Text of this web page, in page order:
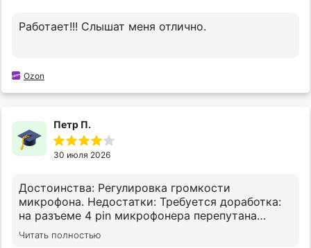
Работает!!! Слышат меня отлично.
Ozon
Петр П.
30 июля 2026
Достоинства: Регулировка громкости
микрофона. Недостатки: Требуется доработка:
на разъеме 4 pin микрофонера перепутана
полярность. Для того, чтобы микрофон
Читать полностью